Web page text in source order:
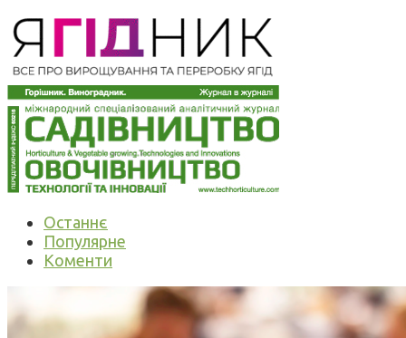
Останнє
Популярне
Коменти